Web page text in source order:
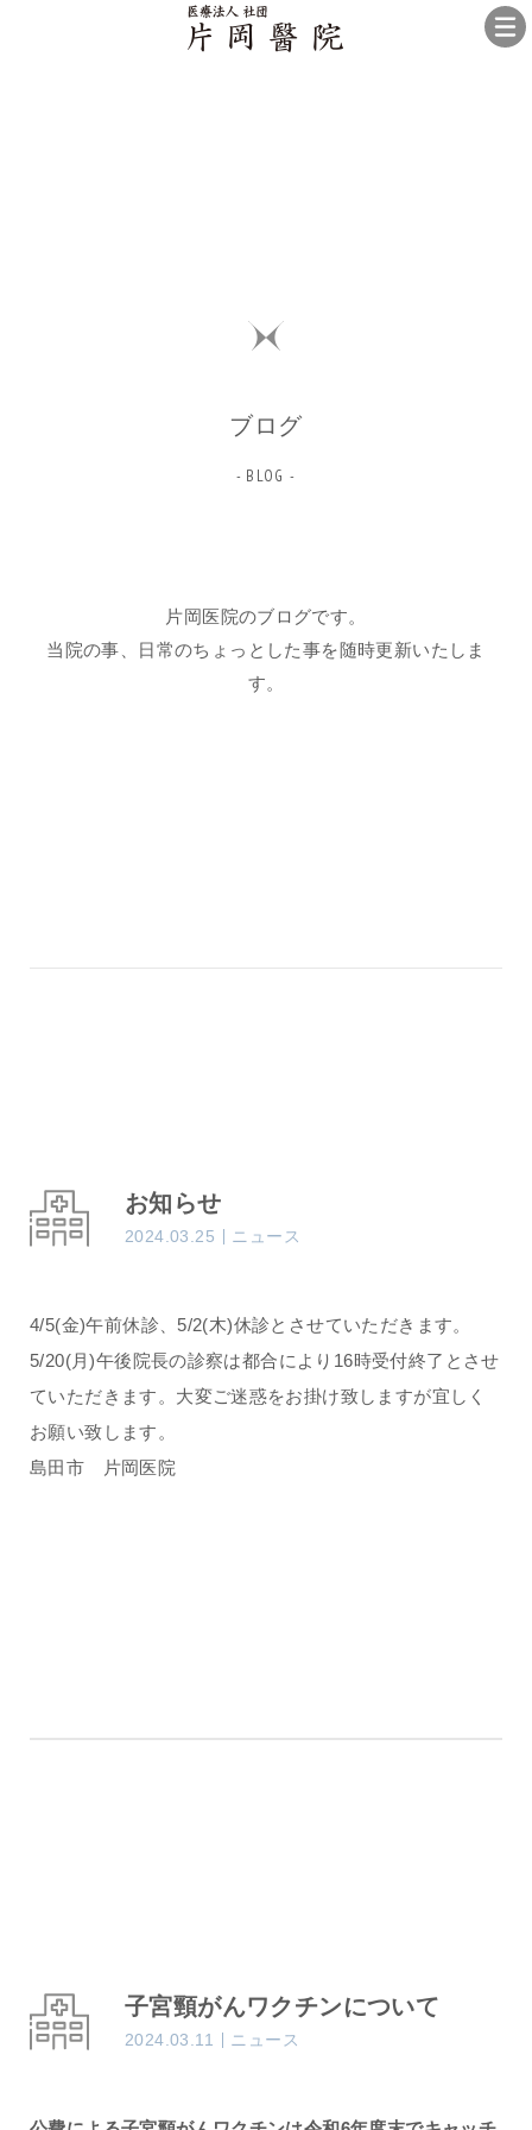
ブログ
- BLOG -
片岡医院のブログです。
当院の事、日常のちょっとした事を随時更新いたしま
す。
お知らせ
2024.03.25 ニュース
4/5(金)午前休診、5/2(木)休診とさせていただきます。
5/20(月)午後院長の診察は都合により16時受付終了とさせ
ていただきます。大変ご迷惑をお掛け致しますが宜しく
お願い致します。
島田市 片岡医院
子宮頸がんワクチンについて
2024.03.11 ニュース